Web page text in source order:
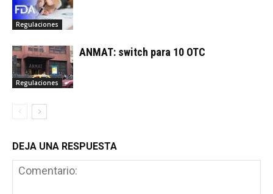
Regulaciones
Regulaciones
ANMAT: switch para 10 OTC
DEJA UNA RESPUESTA